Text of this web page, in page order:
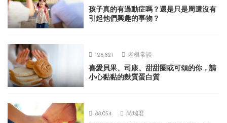
孩子真的有過動症嗎？還是只是周遭沒有
引起他們興趣的事物？
126,821 老根常談
喜愛貝果、司康、甜甜圈或可頌的你，請
小心黏黏的麩質蛋白質
88,054 尚瑞君